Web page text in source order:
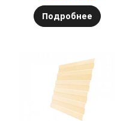
Подробнее